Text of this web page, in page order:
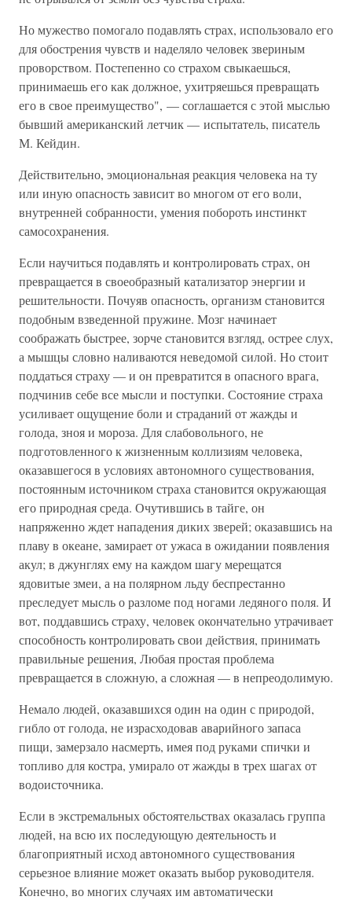
Но мужество помогало подавлять страх, использовало его
для обострения чувств и наделяло человек звериным
проворством. Постепенно со страхом свыкаешься,
принимаешь его как должное, ухитряешься превращать
его в свое преимущество", — соглашается с этой мыслью
бывший американский летчик — испытатель, писатель
М. Кейдин.
Действительно, эмоциональная реакция человека на ту
или иную опасность зависит во многом от его воли,
внутренней собранности, умения побороть инстинкт
самосохранения.
Если научиться подавлять и контролировать страх, он
превращается в своеобразный катализатор энергии и
решительности. Почуяв опасность, организм становится
подобным взведенной пружине. Мозг начинает
соображать быстрее, зорче становится взгляд, острее слух,
а мышцы словно наливаются неведомой силой. Но стоит
поддаться страху — и он превратится в опасного врага,
подчинив себе все мысли и поступки. Состояние страха
усиливает ощущение боли и страданий от жажды и
голода, зноя и мороза. Для слабовольного, не
подготовленного к жизненным коллизиям человека,
оказавшегося в условиях автономного существования,
постоянным источником страха становится окружающая
его природная среда. Очутившись в тайге, он
напряженно ждет нападения диких зверей; оказавшись на
плаву в океане, замирает от ужаса в ожидании появления
акул; в джунглях ему на каждом шагу мерещатся
ядовитые змеи, а на полярном льду беспрестанно
преследует мысль о разломе под ногами ледяного поля. И
вот, поддавшись страху, человек окончательно утрачивает
способность контролировать свои действия, принимать
правильные решения, Любая простая проблема
превращается в сложную, а сложная — в непреодолимую.
Немало людей, оказавшихся один на один с природой,
гибло от голода, не израсходовав аварийного запаса
пищи, замерзало насмерть, имея под руками спички и
топливо для костра, умирало от жажды в трех шагах от
водоисточника.
Если в экстремальных обстоятельствах оказалась группа
людей, на всю их последующую деятельность и
благоприятный исход автономного существования
серьезное влияние может оказать выбор руководителя.
Конечно, во многих случаях им автоматически